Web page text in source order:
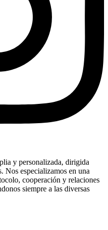
y personalizada, dirigida
Nos especializamos en una
cooperación y relaciones
siempre a las diversas